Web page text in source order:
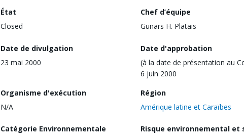
État
Closed
Chef d’équipe
Gunars H. Platais
Date de divulgation
23 mai 2000
Date d'approbation
(à la date de présentation au
6 juin 2000
Organisme d'exécution
N/A
Région
Amérique latine et Caraïbes
Catégorie Environnementale
Risque environnemental et